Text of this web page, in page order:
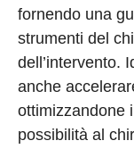
fornendo una
strumenti del
dell’intervento.
anche
ottimizzandone
possibilità al